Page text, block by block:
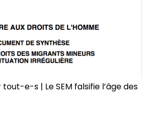
e-s | Le SEM falsifie l’âge des